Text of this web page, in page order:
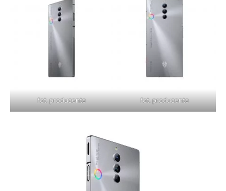
fot. producenta fot. producenta